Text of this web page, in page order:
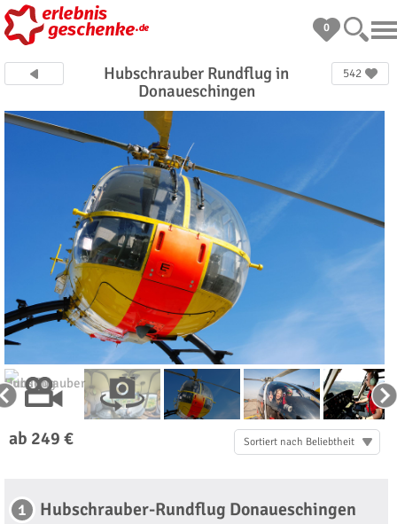
0
Hubschrauber Rundflug in
Donaueschingen
542
ab 249 € Sortiert nach Beliebtheit
1 Hubschrauber-Rundflug Donaueschingen